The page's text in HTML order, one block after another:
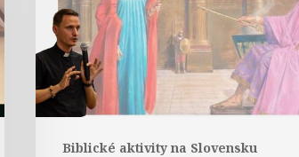
Biblické aktivity na Slovensku